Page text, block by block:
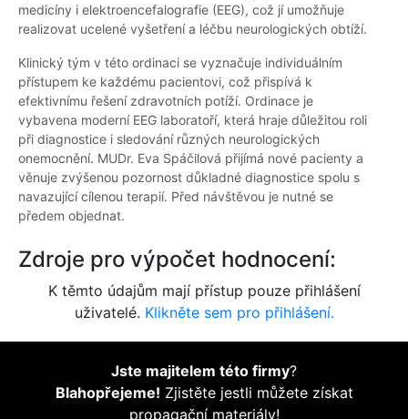
medicíny i elektroencefalografie (EEG), což jí umožňuje
realizovat ucelené vyšetření a léčbu neurologických obtíží.
Klinický tým v této ordinaci se vyznačuje individuálním
přístupem ke každému pacientovi, což přispívá k
efektivnímu řešení zdravotních potíží. Ordinace je
vybavena moderní EEG laboratoří, která hraje důležitou roli
při diagnostice i sledování různých neurologických
onemocnění. MUDr. Eva Spáčilová přijímá nové pacienty a
věnuje zvýšenou pozornost důkladné diagnostice spolu s
navazující cílenou terapií. Před návštěvou je nutné se
předem objednat.
Zdroje pro výpočet hodnocení:
K těmto údajům mají přístup pouze přihlášení
uživatelé. Klikněte sem pro přihlášení.
Jste majitelem této firmy?
Blahopřejeme! Zjistěte jestli můžete získat
propagační materiály!